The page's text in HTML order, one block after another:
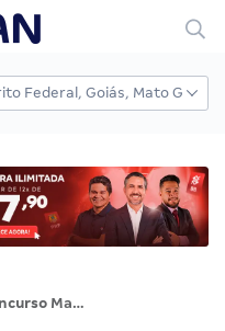
Concurso Mauá SP: 92 vagas e inicias de R$ 8,9 mil! Confira